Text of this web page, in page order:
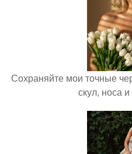
Сохраняйте мои точные
скул, носа и